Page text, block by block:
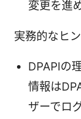
変更を進
実務的なヒ
DPAPIの
情報は
ザーでロ